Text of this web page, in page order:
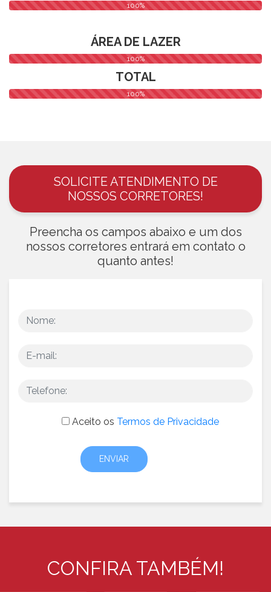
100%
ÁREA DE LAZER
100%
TOTAL
100%
SOLICITE ATENDIMENTO DE
NOSSOS CORRETORES!
Preencha os campos abaixo e um dos
nossos corretores entrará em contato o
quanto antes!
Aceito os Termos de Privacidade
CONFIRA TAMBÉM!